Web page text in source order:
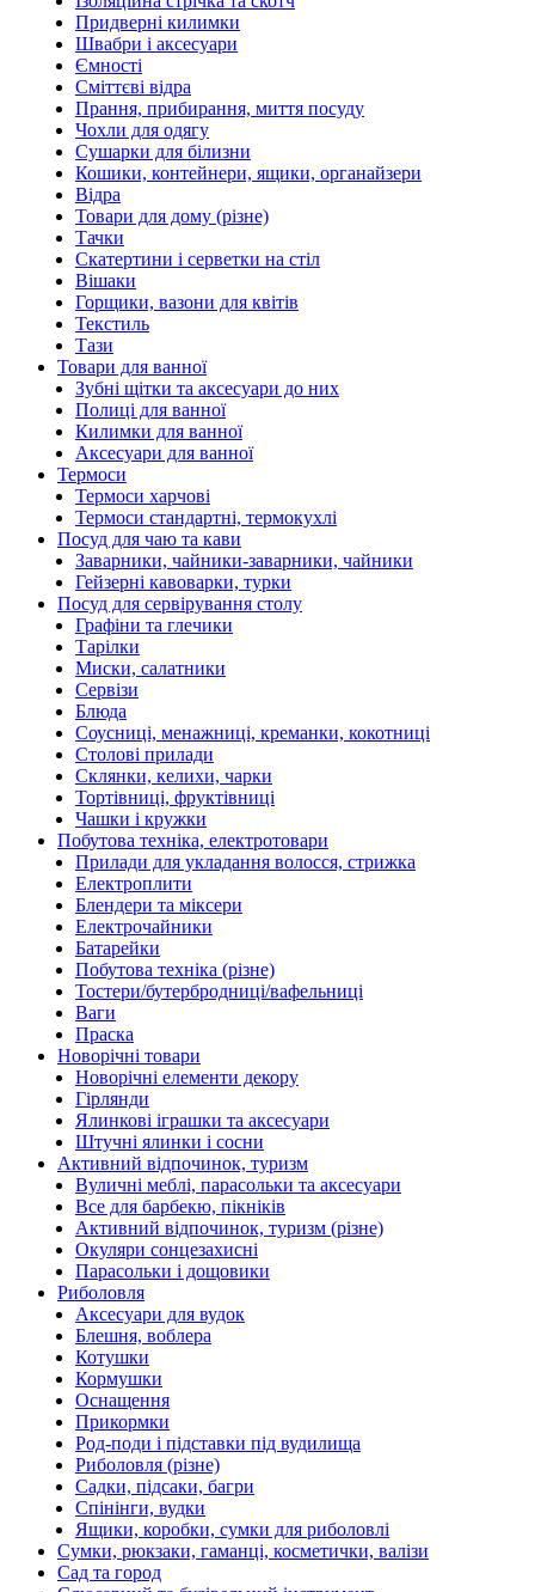
Придверні килимки
Швабри і аксесуари
Ємності
Сміттєві відра
Прання, прибирання, миття посуду
Чохли для одягу
Сушарки для білизни
Кошики, контейнери, ящики, органайзери
Відра
Товари для дому (різне)
Тачки
Скатертини і серветки на стіл
Вішаки
Горщики, вазони для квітів
Текстиль
Тази
Товари для ванної
Зубні щітки та аксесуари до них
Полиці для ванної
Килимки для ванної
Аксесуари для ванної
Термоси
Термоси харчові
Термоси стандартні, термокухлі
Посуд для чаю та кави
Заварники, чайники-заварники, чайники
Гейзерні кавоварки, турки
Посуд для сервірування столу
Графіни та глечики
Тарілки
Миски, салатники
Сервізи
Блюда
Соусниці, менажниці, креманки, кокотниці
Столові прилади
Склянки, келихи, чарки
Тортівниці, фруктівниці
Чашки і кружки
Побутова техніка, електротовари
Прилади для укладання волосся, стрижка
Електроплити
Блендери та міксери
Електрочайники
Батарейки
Побутова техніка (різне)
Тостери/бутербродниці/вафельниці
Ваги
Праска
Новорічні товари
Новорічні елементи декору
Гірлянди
Ялинкові іграшки та аксесуари
Штучні ялинки і сосни
Активний відпочинок, туризм
Вуличні меблі, парасольки та аксесуари
Все для барбекю, пікніків
Активний відпочинок, туризм (різне)
Окуляри сонцезахисні
Парасольки і дощовики
Риболовля
Аксесуари для вудок
Блешня, воблера
Котушки
Кормушки
Оснащення
Прикормки
Род-поди і підставки під вудилища
Риболовля (різне)
Садки, підсаки, багри
Спінінги, вудки
Ящики, коробки, сумки для риболовлі
Сумки, рюкзаки, гаманці, косметички, валізи
Сад та город